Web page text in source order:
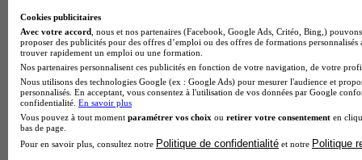
Master CCA en alternance
BTS Ndrc en alternance
BTS Sam en alternance
Cap Fleuriste en alternance
BTS Sio en alternance
MSc Marketing Digital en alternance
BTS Gpme en alternance
Cap Electricien en alternance
BTS Gpn en alternance
BTS Domotique en alternance
Cookies publicitaires
Avec votre accord , nous et nos partenaires (Facebook, Google Ads, Critéo, Bing,)
proposer des publicités pour des offres d’emploi ou des offres de formations
trouver rapidement un emploi ou une formation.
Nos partenaires personnalisent ces publicités en fonction de votre navigation, de votre
Nous utilisons des technologies Google (ex : Google Ads) pour mesurer l'audience et
personnalisés. En acceptant, vous consentez à l'utilisation de vos données par Google
confidentialité. En savoir plus
Vous pouvez à tout moment paramétrer vos choix ou retirer votre consentement en
bas de page.
Pour en savoir plus, consultez notre Politique de confidentialité et notre Politique